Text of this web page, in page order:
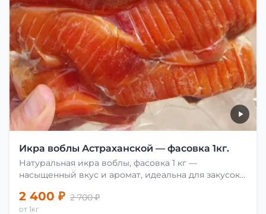
Икра воблы Астраханской — фасовка 1кг.
Натуральная икра воблы, фасовка 1 кг —
насыщенный вкус и аромат, идеальна для закусок
2 400 ₽ 2 700 ₽
от 1кг